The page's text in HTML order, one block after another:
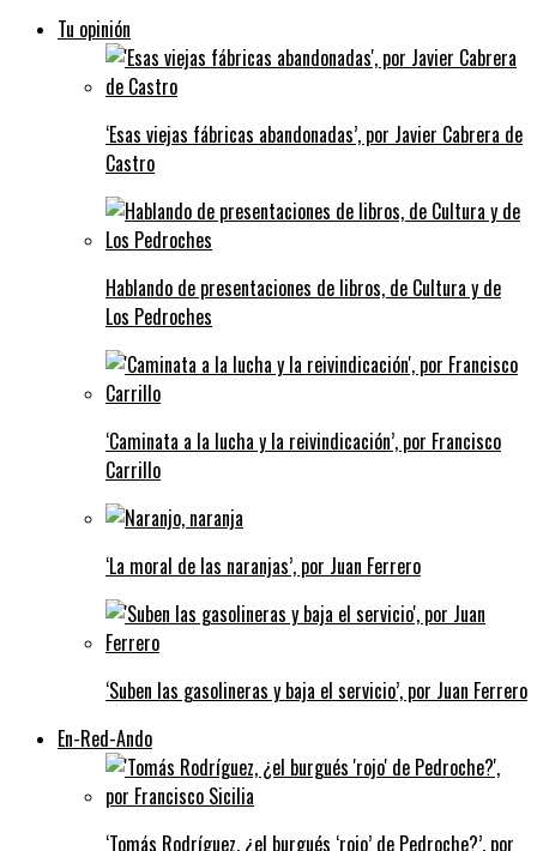
Tu opinión
‘Esas viejas fábricas abandonadas’, por Javier Cabrera de
Castro
Hablando de presentaciones de libros, de Cultura y de
Los Pedroches
‘Caminata a la lucha y la reivindicación’, por Francisco
Carrillo
‘La moral de las naranjas’, por Juan Ferrero
‘Suben las gasolineras y baja el servicio’, por Juan Ferrero
En-Red-Ando
‘Tomás Rodríguez, ¿el burgués ‘rojo’ de Pedroche?’, por